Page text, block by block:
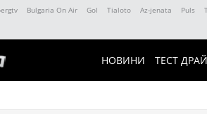
Bulgaria On Air Gol Tialoto Az-jenata Puls
НОВИНИ ТЕСТ